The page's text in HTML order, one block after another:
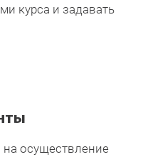
курса и задавать
осуществление